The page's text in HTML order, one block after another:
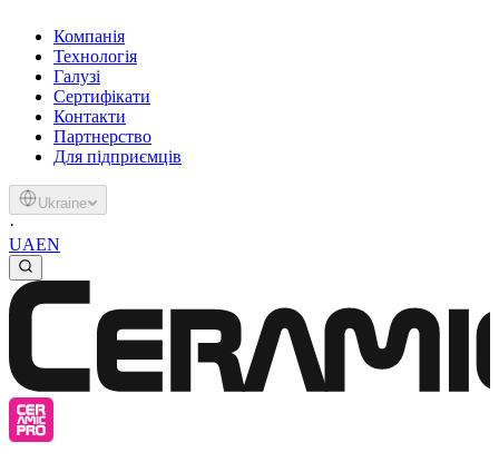
Компанія
Технологія
Галузі
Сертифікати
Контакти
Партнерство
Для підприємців
Ukraine
·
UAEN